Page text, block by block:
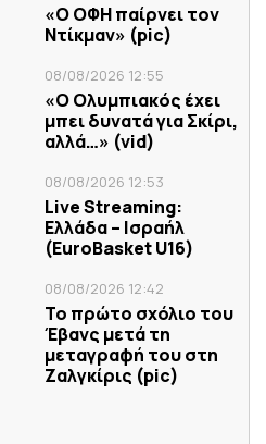
«Ο ΟΦΗ παίρνει τον
Ντίκμαν» (pic)
08/08/2026 12:55
«Ο Ολυμπιακός έχει
μπει δυνατά για Σκίρι,
αλλά…» (vid)
08/08/2026 12:53
Live Streaming:
Ελλάδα – Ισραήλ
(ΕuroBasket U16)
08/08/2026 12:42
Το πρώτο σχόλιο του
Έβανς μετά τη
μεταγραφή του στη
Ζαλγκίρις (pic)